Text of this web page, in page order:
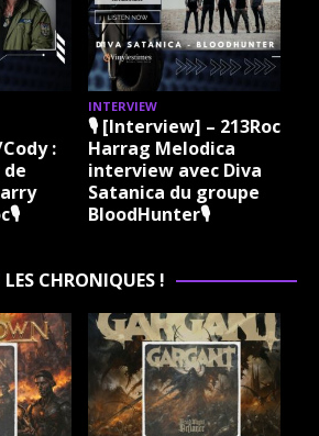
:
INTERVIEW
🎙 [Interview] – 213Rock
Harrag Melodica
interview avec Diva
Satanica du groupe
BloodHunter🎙
LES CHRONIQUES !